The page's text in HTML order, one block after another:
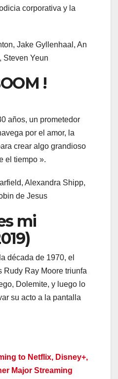
corporativa y la
Jake Gyllenhaal, An
Steven Yeun
!
años, un prometedor
por el amor, la
crear algo grandioso
el tiempo ».
Alexandra Shipp,
de Jesus
mi
década de 1970, el
Rudy Ray Moore triunfa
Dolemite, y luego lo
su acto a la pantalla
to Netflix, Disney+,
Major Streaming